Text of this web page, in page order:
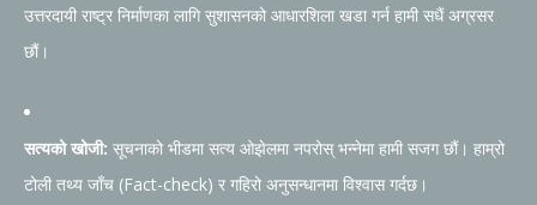
उत्तरदायी राष्ट्र निर्माणका लागि सुशासनको आधारशिला खडा गर्न हामी सधैं अग्रसर
छौं।
सत्यको खोजी: सूचनाको भीडमा सत्य ओझेलमा नपरोस् भन्नेमा हामी सजग छौं। हाम्रो
टोली तथ्य जाँच (Fact-check) र गहिरो अनुसन्धानमा विश्वास गर्दछ।